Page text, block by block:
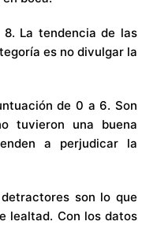
8. La tendencia de las
es no divulgar la
de 0 a 6. Son
tuvieron una buena
a perjudicar la
son lo que
lealtad. Con los datos